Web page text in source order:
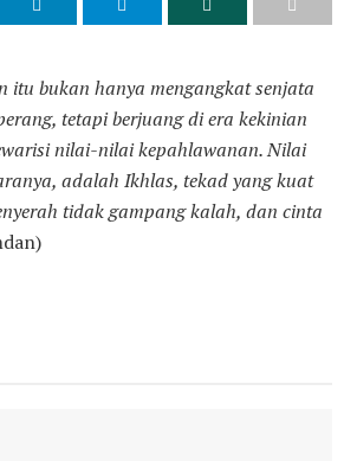
itu bukan hanya mengangkat senjata
tetapi berjuang di era kekinian
nilai-nilai kepahlawanan. Nilai
adalah Ikhlas, tekad yang kuat
tidak gampang kalah, dan cinta